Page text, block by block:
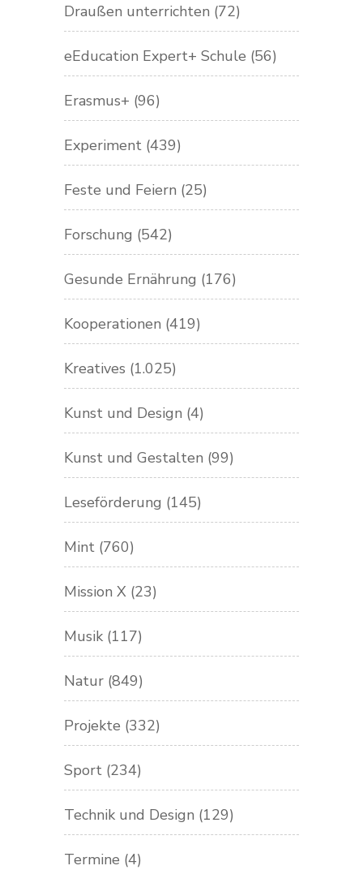
Draußen unterrichten (72)
eEducation Expert+ Schule (56)
Erasmus+ (96)
Experiment (439)
Feste und Feiern (25)
Forschung (542)
Gesunde Ernährung (176)
Kooperationen (419)
Kreatives (1.025)
Kunst und Design (4)
Kunst und Gestalten (99)
Leseförderung (145)
Mint (760)
Mission X (23)
Musik (117)
Natur (849)
Projekte (332)
Sport (234)
Technik und Design (129)
Termine (4)